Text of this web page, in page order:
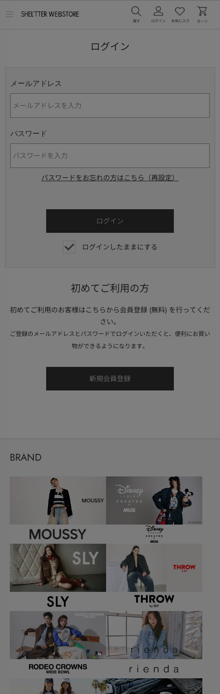
ログイン
メールアドレス
パスワード
パスワードをお忘れの方はこちら（再設定）
ログインしたままにする
初めてご利用の方
初めてご利用のお客様はこちらから会員登録 (無料) を行ってくだ
さい。
ご登録のメールアドレスとパスワードでログインいただくと、便利にお買い
物ができるようになります。
BRAND